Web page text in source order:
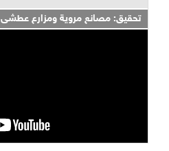
تحقيق: مصانع مروية ومزارع عطشى